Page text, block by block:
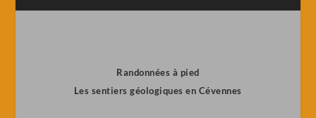
Randonnées à pied
Les sentiers géologiques en Cévennes